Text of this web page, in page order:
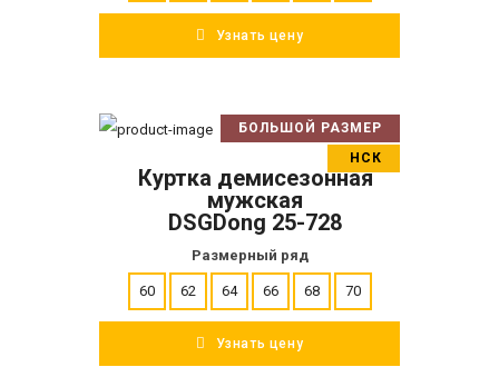
Узнать цену
БОЛЬШОЙ РАЗМЕР
НСК
ПОДРОБНЕЕ
В корзину
Куртка демисезонная
мужская
DSGDong 25-728
Размерный ряд
60 62 64 66 68 70
Узнать цену